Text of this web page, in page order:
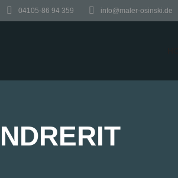
04105-86 94 359 info@maler-osinski.de